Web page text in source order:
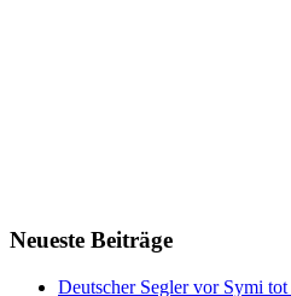
Neueste Beiträge
Deutscher Segler vor Symi